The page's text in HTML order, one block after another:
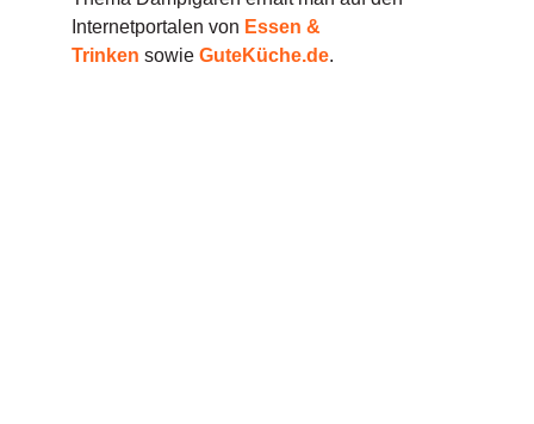
Internetportalen von Essen &
Trinken sowie GuteKüche.de.